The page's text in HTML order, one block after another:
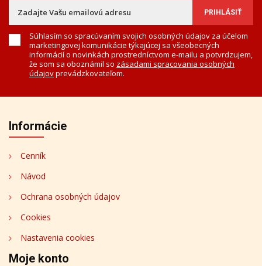
Súhlasím so spracúvaním svojich osobných údajov za účelom
marketingovej komunikácie týkajúcej sa všeobecných
informácií o novinkách prostredníctvom e-mailu a potvrdzujem,
že som sa oboznámil so zásadami spracovania osobných
údajovprevádzkovateľom.
Informácie
Cenník
Návod
Ochrana osobných údajov
Cookies
Nastavenia cookies
Moje konto